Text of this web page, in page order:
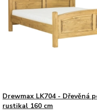
Drewmax LK704 - Dřevěná
rustikal 160 cm